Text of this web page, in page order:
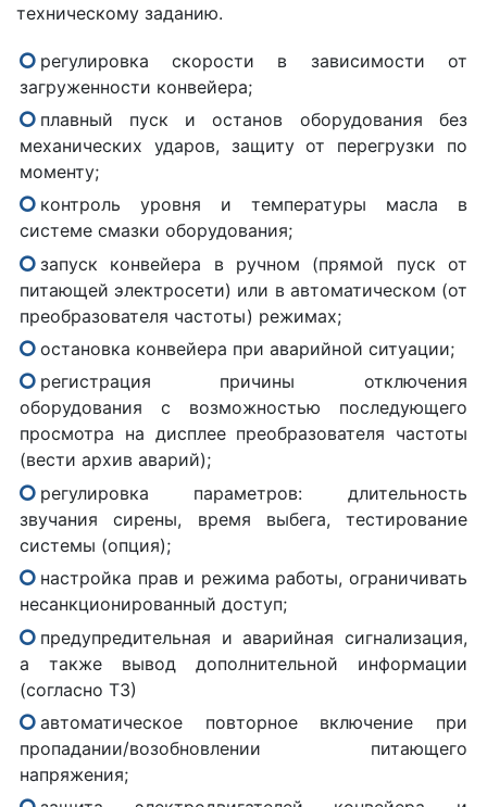
техническому заданию.
регулировка скорости в зависимости от
загруженности конвейера;
плавный пуск и останов оборудования без
механических ударов, защиту от перегрузки по
моменту;
контроль уровня и температуры масла в
системе смазки оборудования;
запуск конвейера в ручном (прямой пуск от
питающей электросети) или в автоматическом (от
преобразователя частоты) режимах;
остановка конвейера при аварийной ситуации;
регистрация причины отключения
оборудования с возможностью последующего
просмотра на дисплее преобразователя частоты
(вести архив аварий);
регулировка параметров: длительность
звучания сирены, время выбега, тестирование
системы (опция);
настройка прав и режима работы, ограничивать
несанкционированный доступ;
предупредительная и аварийная сигнализация,
а также вывод дополнительной информации
(согласно ТЗ)
автоматическое повторное включение при
пропадании/возобновлении питающего
напряжения;